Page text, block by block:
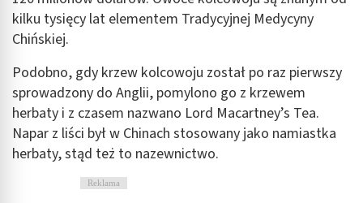
kilku tysięcy lat elementem Tradycyjnej Medycyny
Chińskiej.
Podobno, gdy krzew kolcowoju został po raz pierwszy
sprowadzony do Anglii, pomylono go z krzewem
herbaty i z czasem nazwano Lord Macartney’s Tea.
Napar z liści był w Chinach stosowany jako namiastka
herbaty, stąd też to nazewnictwo.
Reklama